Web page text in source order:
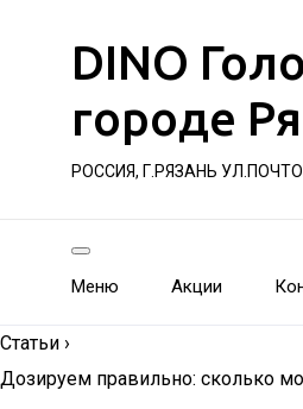
DINO
городе
РОССИЯ, Г.РЯЗАНЬ
Меню Акции
Статьи ›
Дозируем правильно: сколько